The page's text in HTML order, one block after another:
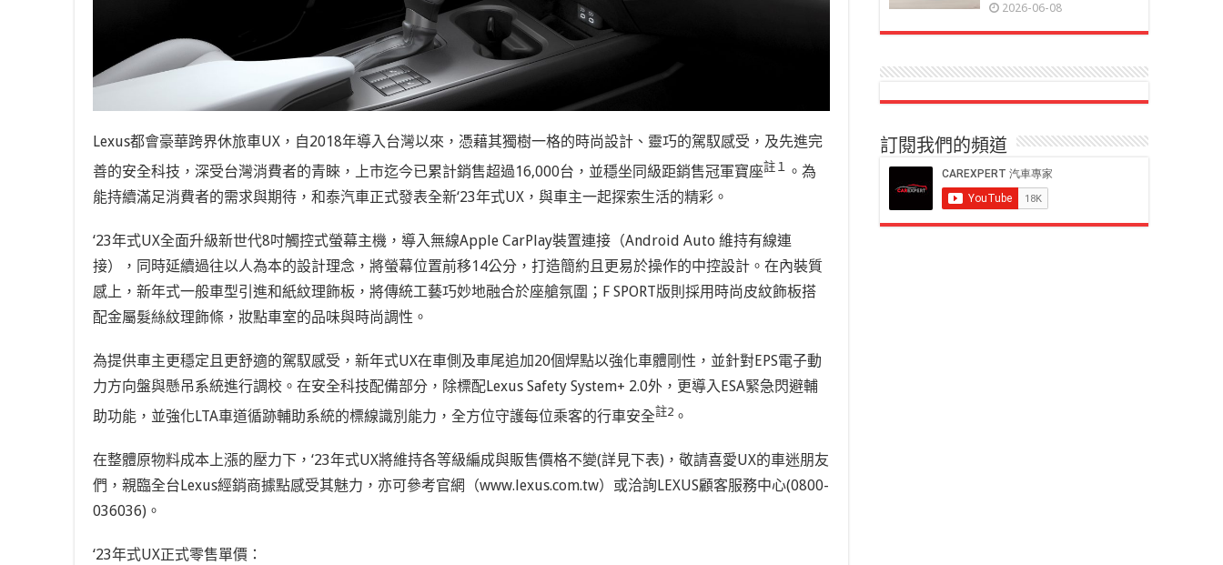
Lexus都會豪華跨界休旅車UX，自2018年導入台灣以來，憑藉其獨樹一格的時尚設計、靈巧的駕馭感受，及先進完
善的安全科技，深受台灣消費者的青睞，上市迄今已累計銷售超過16,000台，並穩坐同級距銷售冠軍寶座註１
。為
能持續滿足消費者的需求與期待，和泰汽車正式發表全新‘23年式UX，與車主一起探索生活的精彩。
‘23年式UX全面升級新世代8吋觸控式螢幕主機，導入無線Apple CarPlay裝置連接（Android Auto 維持有線連
接），同時延續過往以人為本的設計理念，將螢幕位置前移14公分，打造簡約且更易於操作的中控設計。在內裝質
感上，新年式一般車型引進和紙紋理飾板，將傳統工藝巧妙地融合於座艙氛圍；F SPORT版則採用時尚皮紋飾板搭
配金屬髮絲紋理飾條，妝點車室的品味與時尚調性。
為提供車主更穩定且更舒適的駕馭感受，新年式UX在車側及車尾追加20個焊點以強化車體剛性，並針對EPS電子動
力方向盤與懸吊系統進行調校。在安全科技配備部分，除標配Lexus Safety System+ 2.0外，更導入ESA緊急閃避輔
助功能，並強化LTA車道循跡輔助系統的標線識別能力，全方位守護每位乘客的行車安全註2 。
在整體原物料成本上漲的壓力下，‘23年式UX將維持各等級編成與販售價格不變(詳見下表)，敬請喜愛UX的車迷朋友
們，親臨全台Lexus經銷商據點感受其魅力，亦可參考官網（www.lexus.com.tw）或洽詢LEXUS顧客服務中心(0800-
036036)。
‘23年式UX正式零售單價：
2026-06-08
訂閱我們的頻道